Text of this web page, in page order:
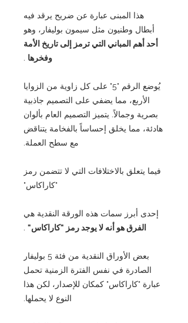
هذا المبنى عبارة عن ضريح يرقد فيه
أبطال وطنيون مثل سيمون بوليفار، وهو
أحد أهم المباني التي ترمز إلى تاريخ الأمة
وفخرها .
يُوضع الرقم "5" على كل زاوية من الزوايا
الأربع، مما يضفي على التصميم جاذبية
بصرية وجمالاً. يتميز التصميم العام بألوان
هادئة، مما يخلق إحساساً بالفخامة يتناقض
مع سطح العملة.
فيما يتعلق بالاختلافات التي لا تتضمن رمز
"كاراكاس"
إحدى أبرز سمات هذه الورقة النقدية هي
الفرق هو أنه لا يوجد رمز "كاراكاس" .
بعض الأوراق النقدية من فئة 5 بوليفار
الصادرة في نفس الفترة الزمنية تحمل
عبارة "كاراكاس" كمكان للإصدار، لكن هذا
النوع لا يحملها.